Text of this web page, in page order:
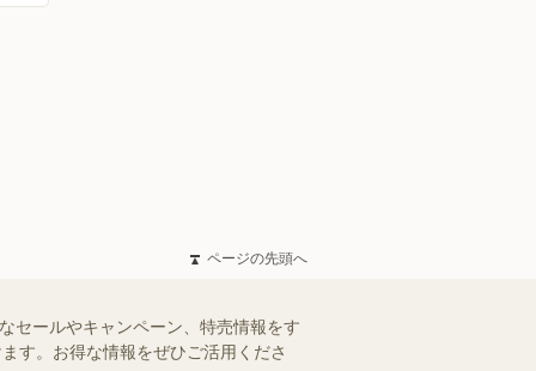
ページの先頭へ
セールやキャンペーン、特売情報をす
す。お得な情報をぜひご活用くださ